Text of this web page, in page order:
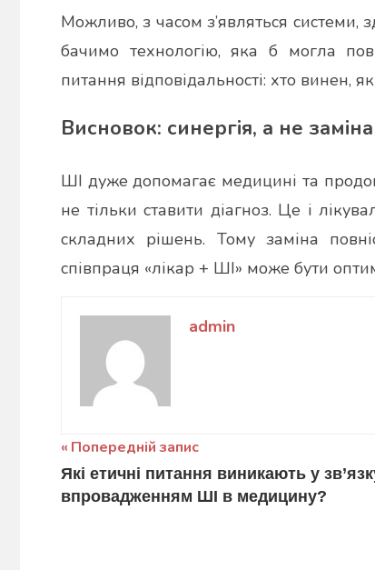
Можливо, з часом з’являться системи,
бачимо технологію, яка б могла
питання відповідальності: хто винен,
Висновок: синергія, а не заміна
ШІ дуже допомагає медицині та
не тільки ставити діагноз. Це і
складних рішень. Тому заміна
співпраця «лікар + ШІ» може бути
admin
Навігація
записів
Попередній запис
Які етичні питання виникають у
впровадженням ШІ в медицину?